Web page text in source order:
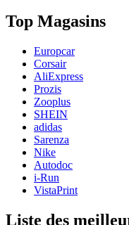
Top Magasins
Europcar
Corsair
AliExpress
Prozis
Zooplus
SHEIN
adidas
Sarenza
Nike
Autodoc
i-Run
VistaPrint
Liste des